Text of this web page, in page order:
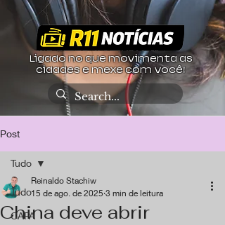
Ligado no que movimenta as
cidades e mexe com você!
Post
Tudo
CAPA
Tudo
China deve abrir
Reinaldo Stachiw
15 de ago. de 2025 3 min de leitura